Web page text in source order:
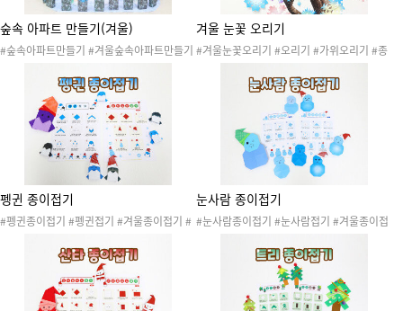
숲속 아파트 만들기(겨울)
#숲속아파트만들기 #겨울숲속아파트만들기
#디지털놀이 #겨울 #겨울행사 #겨울놀이 #
겨울활동 #겨울환경 #미술활동 #자연물 #협
동활동 #색칠놀이 #색칠도안 #겨울오리기 #
숲속마을
겨울 눈꽃 오리기
#겨울눈꽃오리기 #오리기 #가위오리기 #종
겨울환경판 #겨울꾸미기 #겨울도안 #겨울환
경 #트리종이접기 #펭귄종이접기 #눈사람종
이접기 #산타종이접기 #잎사귀없는나무 #눈
결정오리기 #눈결정 #눈꽃놀이
펭귄 종이접기
#펭귄종이접기 #펭귄접기 #겨울종이접기 #
#겨울꾸미기 #겨울도안 #소근육발달놀이 #
겨울환경 #눈사람종이접기 #산타종이접기 #
트리종이접기 #트리꾸미기 #미술활동 #산타
모자접기
눈사람 종이접기
#눈사람종이접기 #눈사람접기 #겨울종이접
자접기 #겨울환경판 #겨울꾸미기 #겨울도안
#소근육발달놀이 #겨울환경 #펭귄종이접기
#산타종이접기 #트리종이접기 #트리꾸미기